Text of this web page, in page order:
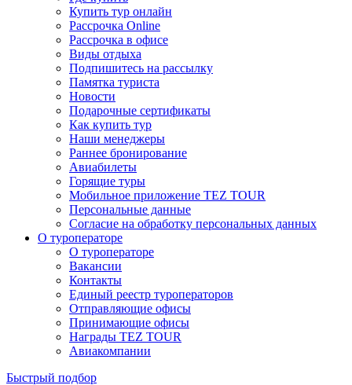
Купить тур онлайн
Рассрочка Online
Рассрочка в офисе
Виды отдыха
Подпишитесь на рассылку
Памятка туриста
Новости
Подарочные сертификаты
Как купить тур
Наши менеджеры
Раннее бронирование
Авиабилеты
Горящие туры
Мобильное приложение TEZ TOUR
Персональные данные
Согласие на обработку персональных данных
О туроператоре
О туроператоре
Вакансии
Контакты
Единый реестр туроператоров
Отправляющие офисы
Принимающие офисы
Награды TEZ TOUR
Авиакомпании
Быстрый подбор